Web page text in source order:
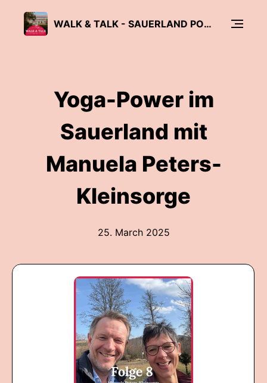
WALK & TALK - SAUERLAND PODCAST
Yoga-Power im
Sauerland mit
Manuela Peters-
Kleinsorge
25. March 2025